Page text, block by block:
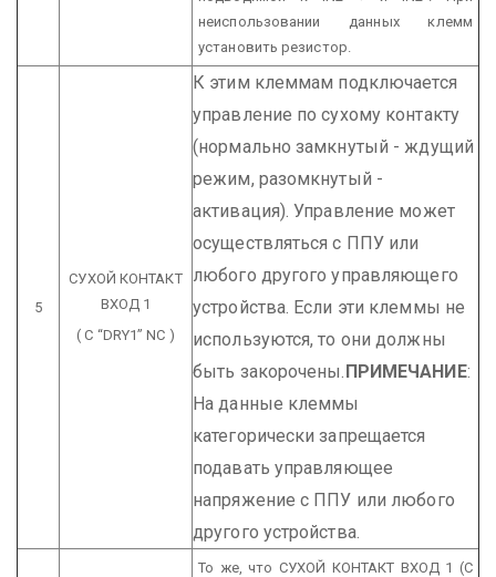
неиспользовании данных клемм
установить резистор.
5
СУХОЙ КОНТАКТ
ВХОД 1
( C “DRY1” NC )
К этим клеммам подключается
управление по сухому контакту
(нормально замкнутый - ждущий
режим, разомкнутый -
активация). Управление может
осуществляться с ППУ или
любого другого управляющего
устройства. Если эти клеммы не
используются, то они должны
быть закорочены. ПРИМЕЧАНИЕ:
На данные клеммы
категорически запрещается
подавать управляющее
напряжение с ППУ или любого
другого устройства.
То же, что СУХОЙ КОНТАКТ ВХОД 1 (C